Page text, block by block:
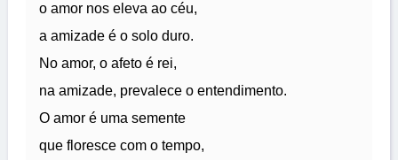
o amor nos eleva ao céu,
a amizade é o solo duro.
No amor, o afeto é rei,
na amizade, prevalece o entendimento.
O amor é uma semente
que floresce com o tempo,